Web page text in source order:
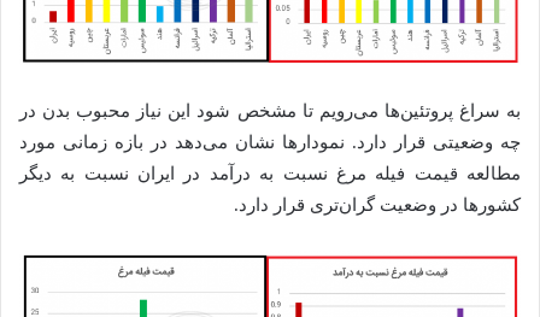
به سراغ پروتئین‌ها می‌رویم تا مشخص شود این نیاز محبوب بدن در
چه وضعیتی قرار دارد. نمودارها نشان می‌دهد در بازه زمانی مورد
مطالعه قیمت فیله مرغ نسبت به درآمد در ایران نسبت به دیگر
کشورها در وضعیت گران‌تری قرار دارد.